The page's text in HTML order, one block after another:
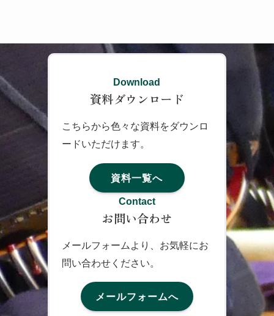
Download
資料ダウンロード
こちらから色々な資料をダウンロ
ードいただけます。
資料一覧へ
Contact
お問い合わせ
メールフォームより、お気軽にお
問い合わせください。
メールフォームへ